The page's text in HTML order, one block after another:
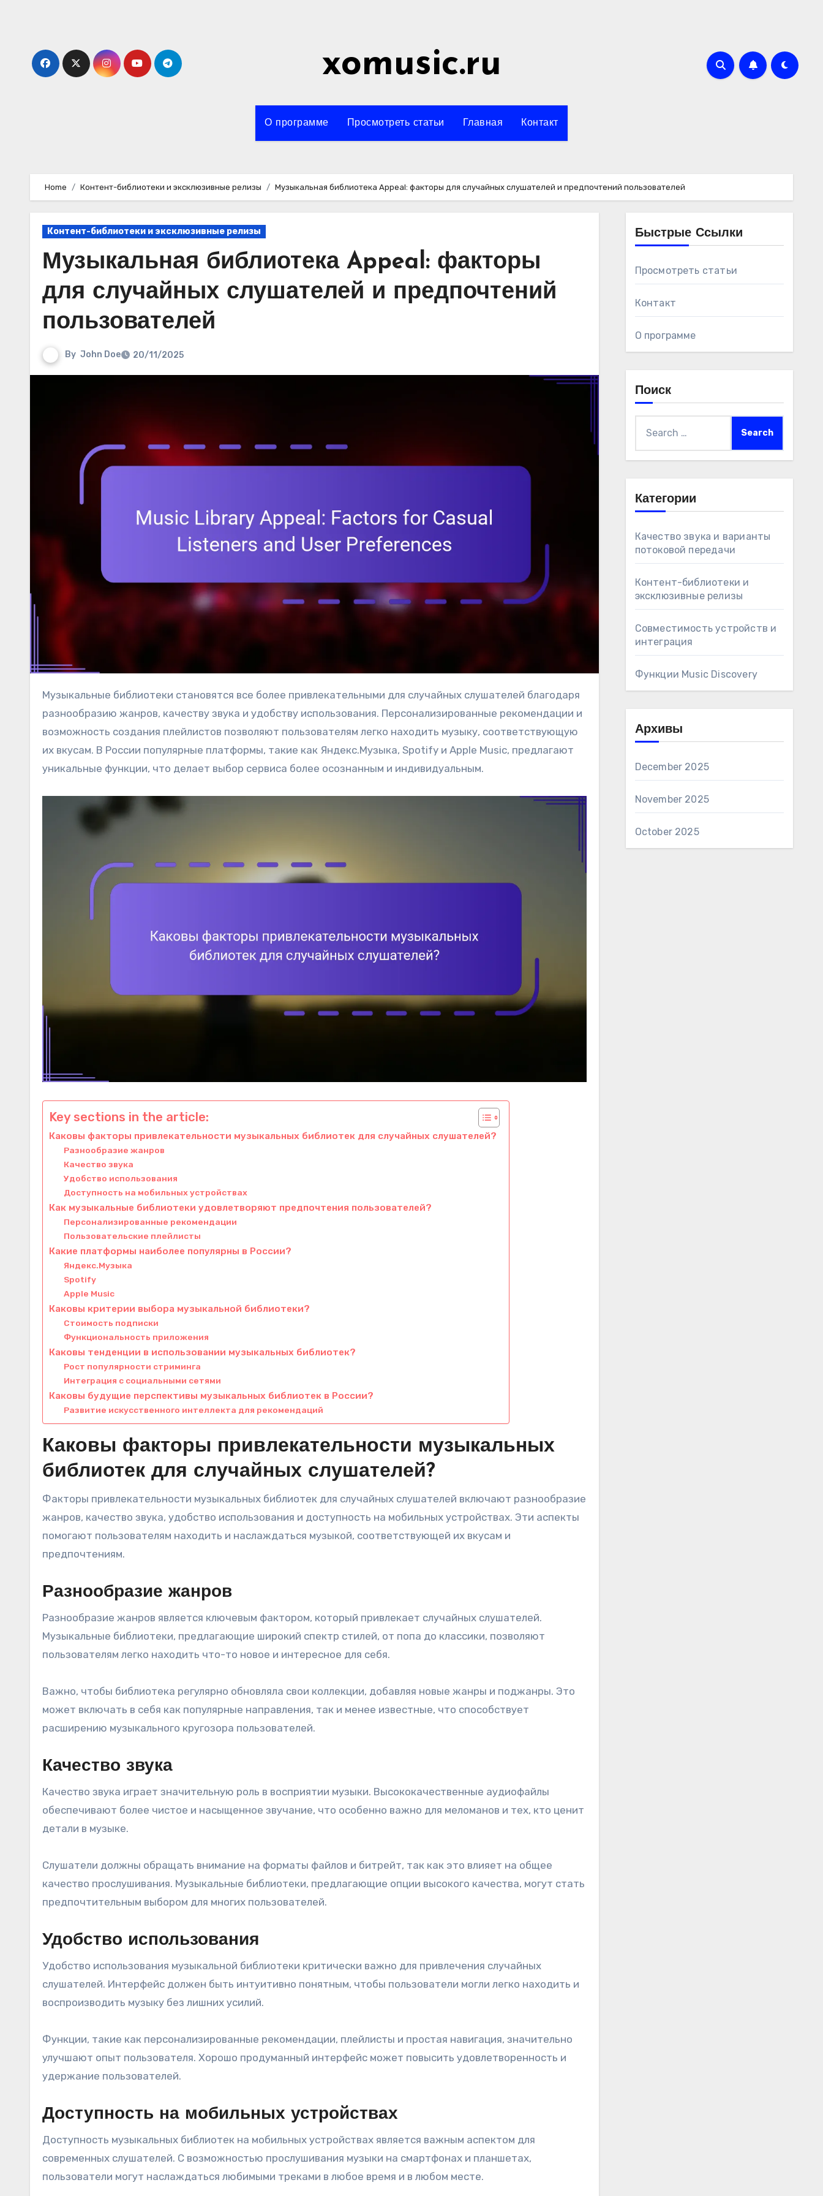
xomusic.ru
О программе Просмотреть статьи Главная Контакт
Home Контент-библиотеки и эксклюзивные релизы Музыкальная библиотека Appeal: факторы для случайных слушателей и предпочтений пользователей
Контент-библиотеки и эксклюзивные релизы
Музыкальная библиотека Appeal: факторы
для случайных слушателей и предпочтений
пользователей
By John Doe 20/11/2025
Музыкальные библиотеки становятся все более привлекательными для случайных слушателей благодаря
разнообразию жанров, качеству звука и удобству использования. Персонализированные рекомендации и
возможность создания плейлистов позволяют пользователям легко находить музыку, соответствующую
их вкусам. В России популярные платформы, такие как Яндекс.Музыка, Spotify и Apple Music, предлагают
уникальные функции, что делает выбор сервиса более осознанным и индивидуальным.
Key sections in the article:
Каковы факторы привлекательности музыкальных библиотек для случайных слушателей?
Разнообразие жанров
Качество звука
Удобство использования
Доступность на мобильных устройствах
Как музыкальные библиотеки удовлетворяют предпочтения пользователей?
Персонализированные рекомендации
Пользовательские плейлисты
Какие платформы наиболее популярны в России?
Яндекс.Музыка
Spotify
Apple Music
Каковы критерии выбора музыкальной библиотеки?
Стоимость подписки
Функциональность приложения
Каковы тенденции в использовании музыкальных библиотек?
Рост популярности стриминга
Интеграция с социальными сетями
Каковы будущие перспективы музыкальных библиотек в России?
Развитие искусственного интеллекта для рекомендаций
Каковы факторы привлекательности музыкальных
библиотек для случайных слушателей?
Факторы привлекательности музыкальных библиотек для случайных слушателей включают разнообразие
жанров, качество звука, удобство использования и доступность на мобильных устройствах. Эти аспекты
помогают пользователям находить и наслаждаться музыкой, соответствующей их вкусам и
предпочтениям.
Разнообразие жанров
Разнообразие жанров является ключевым фактором, который привлекает случайных слушателей.
Музыкальные библиотеки, предлагающие широкий спектр стилей, от попа до классики, позволяют
пользователям легко находить что-то новое и интересное для себя.
Важно, чтобы библиотека регулярно обновляла свои коллекции, добавляя новые жанры и поджанры. Это
может включать в себя как популярные направления, так и менее известные, что способствует
расширению музыкального кругозора пользователей.
Качество звука
Качество звука играет значительную роль в восприятии музыки. Высококачественные аудиофайлы
обеспечивают более чистое и насыщенное звучание, что особенно важно для меломанов и тех, кто ценит
детали в музыке.
Слушатели должны обращать внимание на форматы файлов и битрейт, так как это влияет на общее
качество прослушивания. Музыкальные библиотеки, предлагающие опции высокого качества, могут стать
предпочтительным выбором для многих пользователей.
Удобство использования
Удобство использования музыкальной библиотеки критически важно для привлечения случайных
слушателей. Интерфейс должен быть интуитивно понятным, чтобы пользователи могли легко находить и
воспроизводить музыку без лишних усилий.
Функции, такие как персонализированные рекомендации, плейлисты и простая навигация, значительно
улучшают опыт пользователя. Хорошо продуманный интерфейс может повысить удовлетворенность и
удержание пользователей.
Доступность на мобильных устройствах
Доступность музыкальных библиотек на мобильных устройствах является важным аспектом для
современных слушателей. С возможностью прослушивания музыки на смартфонах и планшетах,
пользователи могут наслаждаться любимыми треками в любое время и в любом месте.
Быстрые Ссылки
Просмотреть статьи
Контакт
О программе
Поиск
for:
Категории
Качество звука и варианты
потоковой передачи
Контент-библиотеки и
эксклюзивные релизы
Совместимость устройств и
интеграция
Функции Music Discovery
Архивы
December 2025
November 2025
October 2025